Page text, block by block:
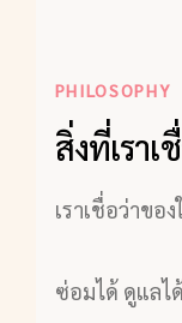
PHILOSOPHY
สิ่งที่เรา
เราเชื่อว่าข
ซ่อมได้ ดูแลไ